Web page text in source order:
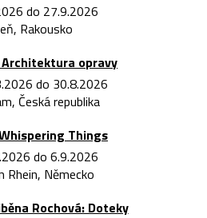
do 27.9.2026
Rakousko
opravy
do 30.8.2026
Česká republika
Things
do 6.9.2026
Rhein, Německo
Rochová: Doteky